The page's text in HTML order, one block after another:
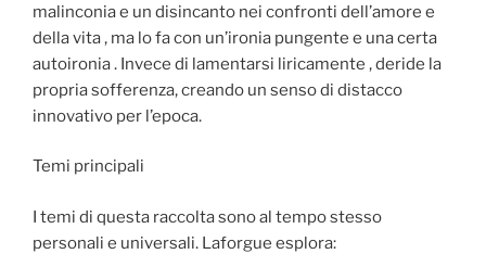
malinconia e un disincanto nei confronti dell’amore e
della vita , ma lo fa con un’ironia pungente e una certa
autoironia . Invece di lamentarsi liricamente , deride la
propria sofferenza, creando un senso di distacco
innovativo per l’epoca.
Temi principali
I temi di questa raccolta sono al tempo stesso
personali e universali. Laforgue esplora: